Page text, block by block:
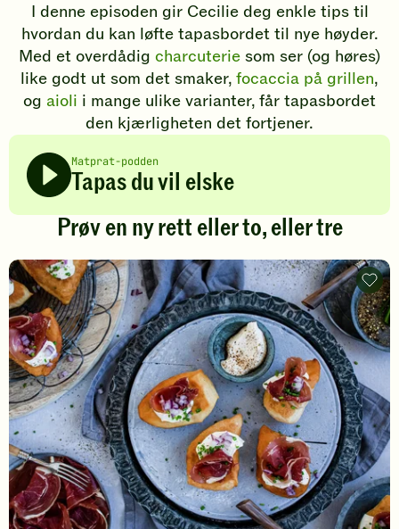
I denne episoden gir Cecilie deg enkle tips til
hvordan du kan løfte tapasbordet til nye høyder.
Med et overdådig charcuterie som ser (og høres)
like godt ut som det smaker, focaccia på grillen,
og aioli i mange ulike varianter, får tapasbordet
den kjærligheten det fortjener.
Matprat-podden
Tapas du vil elske
Prøv en ny rett eller to, eller tre
med
-
legg
til